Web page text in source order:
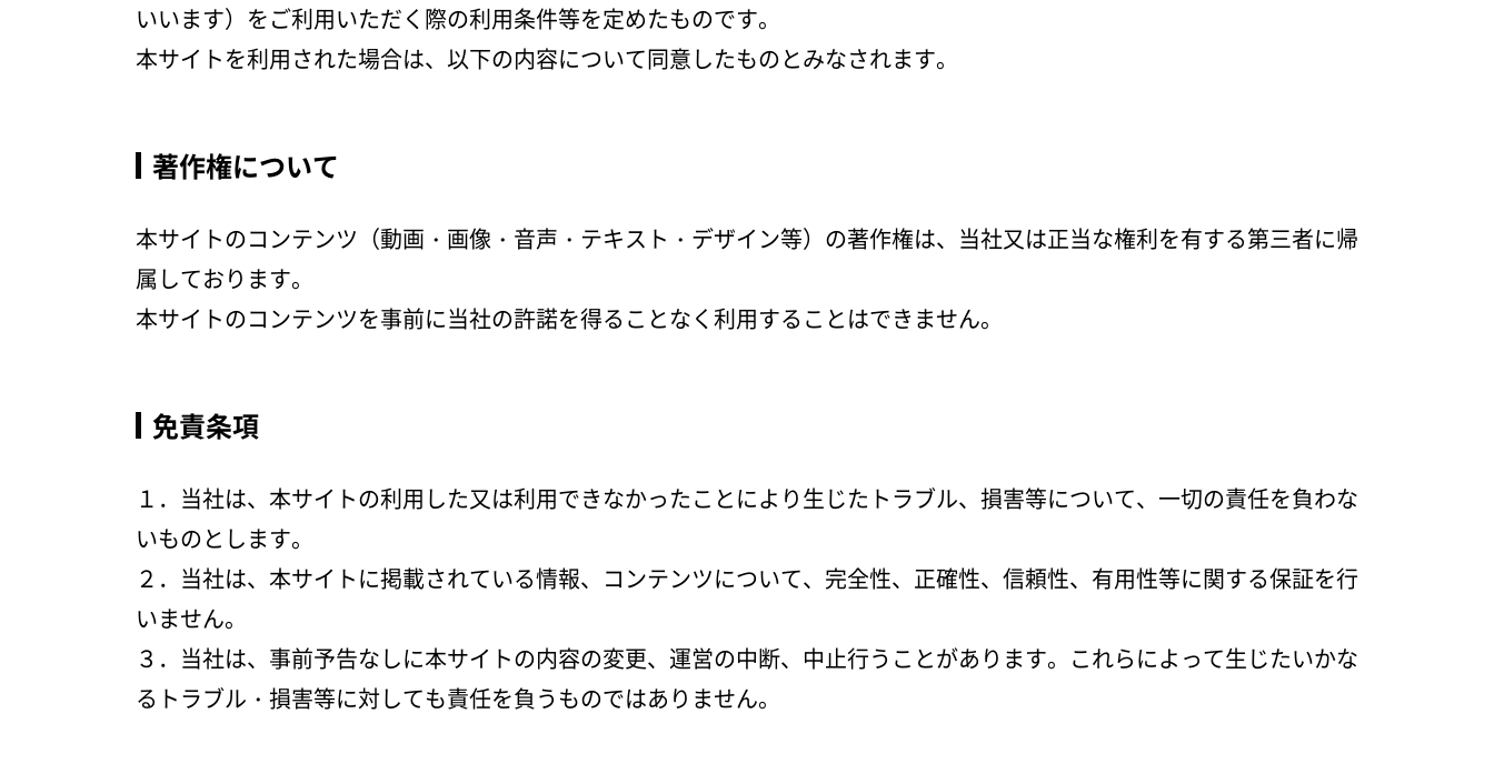
いいます）をご利用いただく際の利用条件等を定めたものです。
本サイトを利用された場合は、以下の内容について同意したものとみなされます。
著作権について
本サイトのコンテンツ（動画・画像・音声・テキスト・デザイン等）の著作権は、当社又は正当な権利を有する第三者に帰
属しております。
本サイトのコンテンツを事前に当社の許諾を得ることなく利用することはできません。
免責条項
１．当社は、本サイトの利用した又は利用できなかったことにより生じたトラブル、損害等について、一切の責任を負わな
いものとします。
２．当社は、本サイトに掲載されている情報、コンテンツについて、完全性、正確性、信頼性、有用性等に関する保証を行
いません。
３．当社は、事前予告なしに本サイトの内容の変更、運営の中断、中止行うことがあります。これらによって生じたいかな
るトラブル・損害等に対しても責任を負うものではありません。